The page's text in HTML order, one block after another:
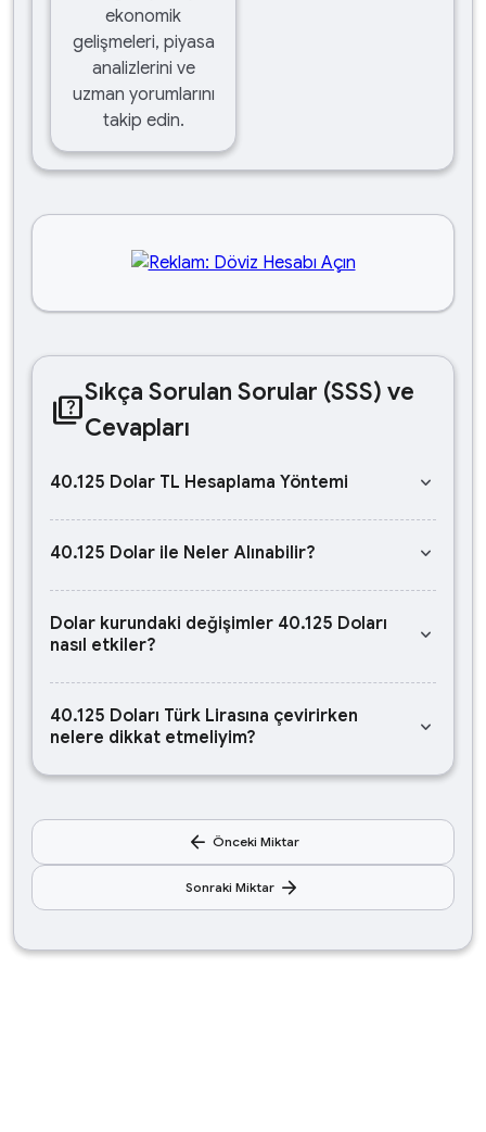
ekonomik
gelişmeleri, piyasa
analizlerini ve
uzman yorumlarını
takip edin.
quizSıkça Sorulan Sorular (SSS) ve
Cevapları
40.125 Dolar TL Hesaplama Yöntemi keyboard_arrow_down
40.125 Dolar ile Neler Alınabilir? keyboard_arrow_down
Dolar kurundaki değişimler 40.125 Doları
nasıl etkiler?
keyboard_arrow_down
40.125 Doları Türk Lirasına çevirirken
nelere dikkat etmeliyim?
keyboard_arrow_down
arrow_back Önceki Miktar
Sonraki Miktar arrow_forward